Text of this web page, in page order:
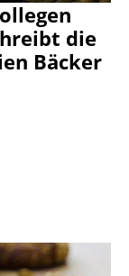
die
Bäcker